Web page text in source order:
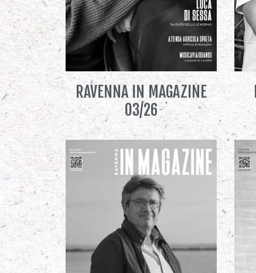
RAVENNA IN MAGAZINE
03/26